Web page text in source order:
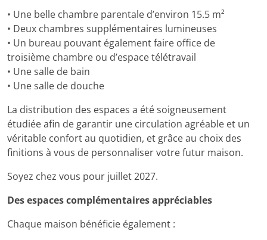
• Une belle chambre parentale d’environ 15.5 m²
• Deux chambres supplémentaires lumineuses
• Un bureau pouvant également faire office de
troisième chambre ou d’espace télétravail
• Une salle de bain
• Une salle de douche
La distribution des espaces a été soigneusement
étudiée afin de garantir une circulation agréable et un
véritable confort au quotidien, et grâce au choix des
finitions à vous de personnaliser votre futur maison.
Soyez chez vous pour juillet 2027.
Des espaces complémentaires appréciables
Chaque maison bénéficie également :